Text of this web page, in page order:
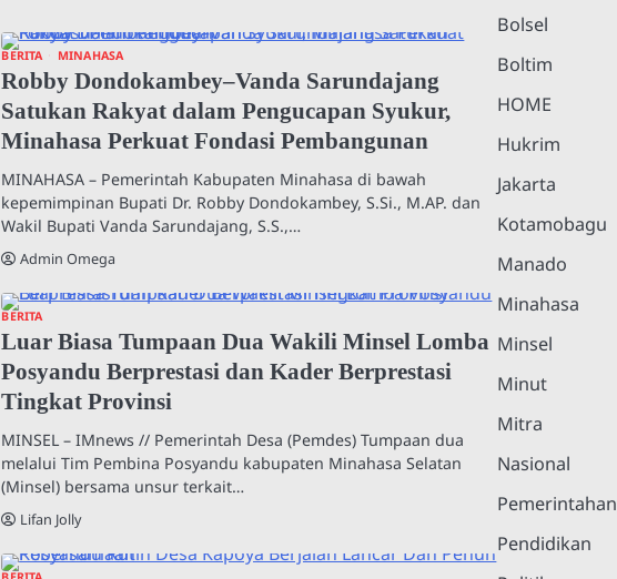
BERITA MINAHASA
Robby Dondokambey–Vanda Sarundajang
Satukan Rakyat dalam Pengucapan Syukur,
Minahasa Perkuat Fondasi Pembangunan
MINAHASA – Pemerintah Kabupaten Minahasa di bawah
kepemimpinan Bupati Dr. Robby Dondokambey, S.Si., M.AP. dan
Wakil Bupati Vanda Sarundajang, S.S.,…
Admin Omega
BERITA
Luar Biasa Tumpaan Dua Wakili Minsel Lomba
Posyandu Berprestasi dan Kader Berprestasi
Tingkat Provinsi
MINSEL – IMnews // Pemerintah Desa (Pemdes) Tumpaan dua
melalui Tim Pembina Posyandu kabupaten Minahasa Selatan
(Minsel) bersama unsur terkait…
Lifan Jolly
Bolsel
Boltim
HOME
Hukrim
Jakarta
Kotamobagu
Manado
Minahasa
Minsel
Minut
Mitra
Nasional
Pemerintahan
Pendidikan